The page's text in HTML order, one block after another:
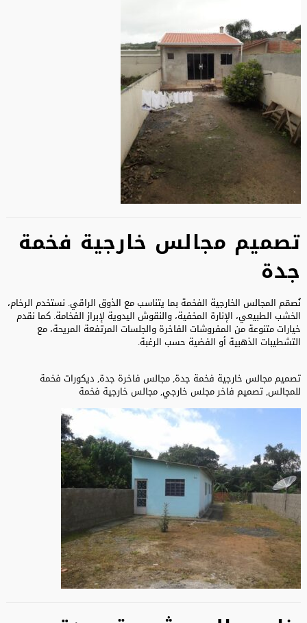
تصميم مجالس خارجية فخمة
جدة
نُصمّم المجالس الخارجية الفخمة بما يتناسب مع الذوق الراقي. نستخدم الرخام،
الخشب الطبيعي، الإنارة المخفية، والنقوش اليدوية لإبراز الفخامة. كما نقدم
خيارات متنوعة من المفروشات الفاخرة والجلسات المرتفعة المريحة، مع
التشطيبات الذهبية أو الفضية حسب الرغبة.
تصميم مجالس خارجية فخمة جدة, مجالس فاخرة جدة, ديكورات فخمة
للمجالس, تصميم فاخر مجلس خارجي, مجالس خارجية فخمة